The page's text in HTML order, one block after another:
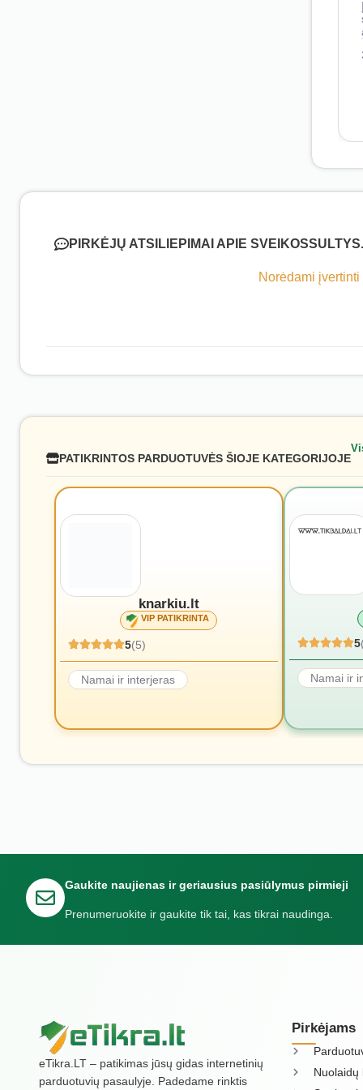
PIRKĖJŲ ATSILIEPIMAI APIE
Norėdami
PATIKRINTOS PARDUOTUVĖS ŠIOJE KATEGORIJOJE
knarkiu.lt
VIP PATIKRINTA
5(5)
Namai ir interjeras
5
Namai ir
Gaukite naujienas ir geriausius pasiūlymus pirmieji
Prenumeruokite ir gaukite tik tai, kas tikrai naudinga.
eTikra.LT – patikimas jūsų gidas internetinių
parduotuvių pasaulyje. Padedame rinktis
Pirkėjams
Nuolaidų